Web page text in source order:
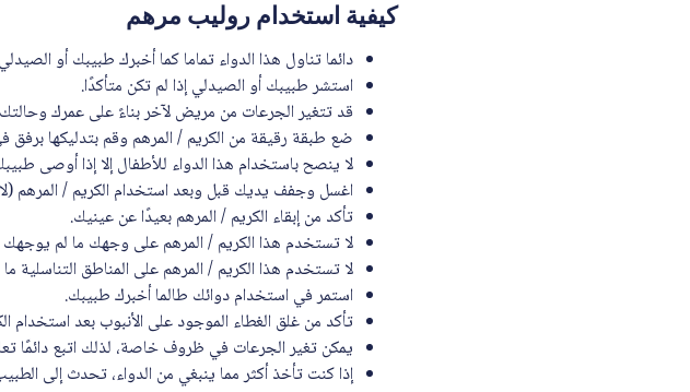
كيفية استخدام روليب مرهم
دائما تناول هذا الدواء تماما كما أخبرك طبيبك أو
استشر طبيبك أو الصيدلي إذا لم تكن متأكدًا.
قد تتغير الجرعات من مريض لآخر بناءً على عمرك وحالتك
ضع طبقة رقيقة من الكريم / المرهم وقم بتدليكها
لا ينصح باستخدام هذا الدواء للأطفال إلا إذا أوصى
اغسل وجفف يديك قبل وبعد استخدام الكريم / المرهم
تأكد من إبقاء الكريم / المرهم بعيدًا عن عينيك.
لا تستخدم هذا الكريم / المرهم على وجهك ما لم
لا تستخدم هذا الكريم / المرهم على المناطق التناسلية
استمر في استخدام دوائك طالما أخبرك طبيبك.
تأكد من غلق الغطاء الموجود على الأنبوب بعد استخدام
يمكن تغير الجرعات في ظروف خاصة، لذلك اتبع دائمًا
إذا كنت تأخذ أكثر مما ينبغي من الدواء، تحدث إلى